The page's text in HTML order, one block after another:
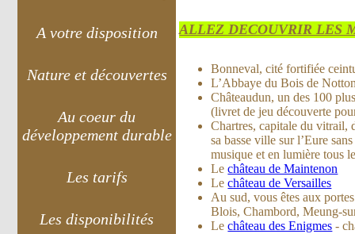
A votre disposition
Nature et découvertes
Au coeur du
développement durable
Les tarifs
Les disponibilités
ALLEZ DECOUVRIR LES
Bonneval, cité fortifiée
L’Abbaye du Bois de
Châteaudun, un des 100
(livret de jeu découverte
Chartres, capitale du vitrail,
sa basse ville sur l’Eure
musique et en lumière tous
Lechâteau de Maintenon
Lechâteau de Versailles
Au sud, vous êtes aux
Blois, Chambord, Meung-
Lechâteau des Enigmes -